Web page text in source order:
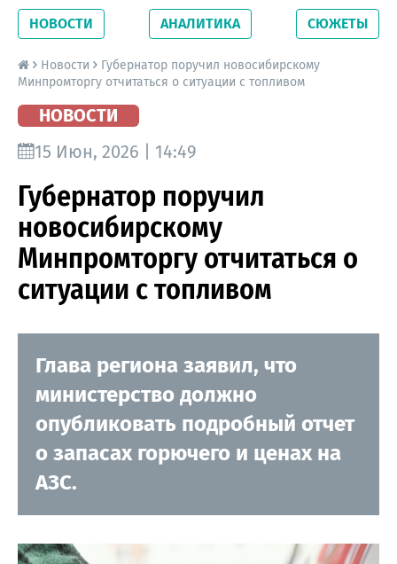
Новосибирской области. Читайте свежие
новости на сайте сетевого издания
Precedent.
НОВОСТИ АНАЛИТИКА СЮЖЕТЫ
Новости
Губернатор поручил новосибирскому
Минпромторгу отчитаться о ситуации с топливом
НОВОСТИ
15 Июн, 2026 | 14:49
Губернатор поручил
новосибирскому
Минпромторгу отчитаться о
ситуации с топливом
Глава региона заявил, что
министерство должно
опубликовать подробный отчет
о запасах горючего и ценах на
АЗС.